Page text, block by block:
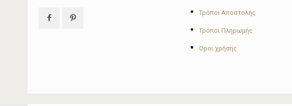
• Τρόποι Αποστολής
• Τρόποι Πληρωμής
• Όροι χρήσης